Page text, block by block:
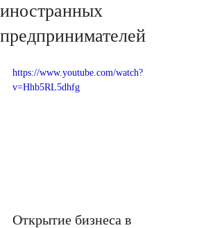
иностранных
предпринимателей
https://www.youtube.com/watch?
v=Hhb5RL5dhfg
Открытие бизнеса в